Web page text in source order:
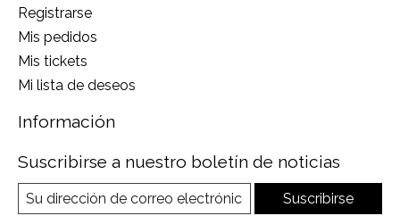
Registrarse
Mis pedidos
Mis tickets
Mi lista de deseos
Información
Suscribirse a nuestro boletín de noticias
Suscribirse